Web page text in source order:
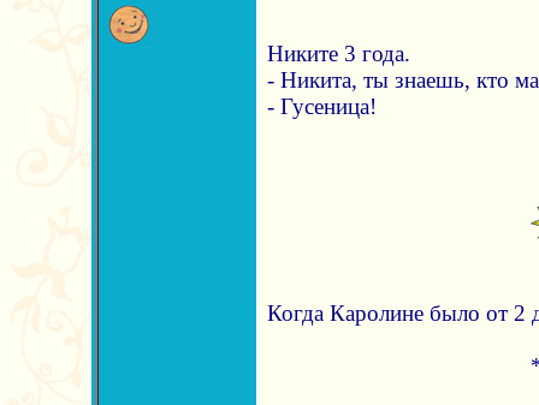
Никите 3 года.
- Никита, ты знаешь, кто
- Гусеница!
Когда Каролине было от 2